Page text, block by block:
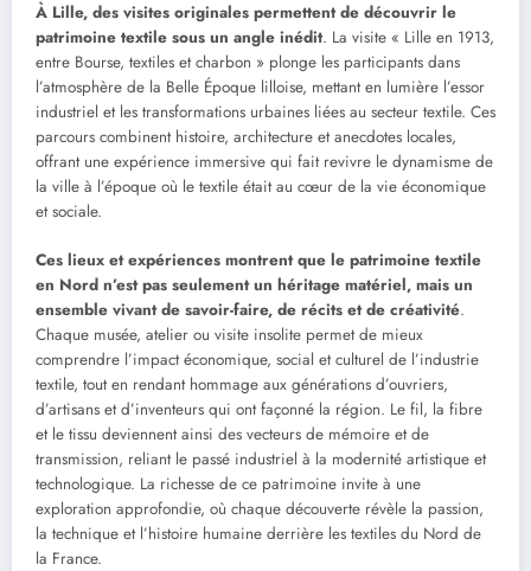
À Lille, des visites originales permettent de découvrir le
patrimoine textile sous un angle inédit. La visite « Lille en 1913,
entre Bourse, textiles et charbon » plonge les participants dans
l’atmosphère de la Belle Époque lilloise, mettant en lumière l’essor
industriel et les transformations urbaines liées au secteur textile. Ces
parcours combinent histoire, architecture et anecdotes locales,
offrant une expérience immersive qui fait revivre le dynamisme de
la ville à l’époque où le textile était au cœur de la vie économique
et sociale.
Ces lieux et expériences montrent que le patrimoine textile
en Nord n’est pas seulement un héritage matériel, mais un
ensemble vivant de savoir-faire, de récits et de créativité.
Chaque musée, atelier ou visite insolite permet de mieux
comprendre l’impact économique, social et culturel de l’industrie
textile, tout en rendant hommage aux générations d’ouvriers,
d’artisans et d’inventeurs qui ont façonné la région. Le fil, la fibre
et le tissu deviennent ainsi des vecteurs de mémoire et de
transmission, reliant le passé industriel à la modernité artistique et
technologique. La richesse de ce patrimoine invite à une
exploration approfondie, où chaque découverte révèle la passion,
la technique et l’histoire humaine derrière les textiles du Nord de
la France.